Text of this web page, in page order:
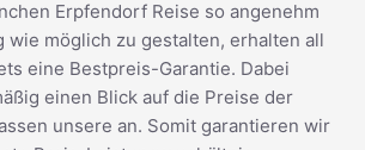
Erpfendorf Reise so angenehm
wie möglich zu gestalten, erhalten all
eine Bestpreis-Garantie. Dabei
einen Blick auf die Preise der
unsere an. Somit garantieren wir